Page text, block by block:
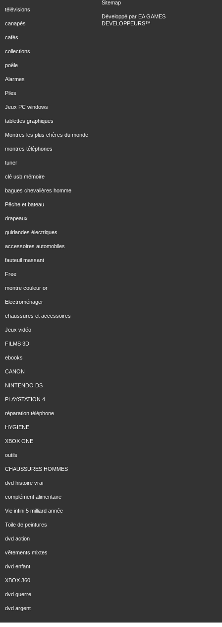
télévisions
canapés
cafés
collections
poêle
Alarmes
Piles
Jeux PC windows
tablettes graphiques
Montres les plus chères du monde
montres téléphones
tuner
clé usb mémoire
bagues chevalières homme
Pêche et bateau
drapeaux
guirlandes électriques
accessoires automobiles
fauteuil massant
Free
montre couleur or
Electroménager
chaussures et accessoires
Jeux vidéo
FILMS 3D
ebooks
CANON
NINTENDO DS
PLAYSTATION 4
réparation téléphone
HYGIENE
XBOX ONE
outils
CHAUSSURES HOMMES
dvd histoire vrai
complément alimentaire
Vie infini 5 milliard année
Toile de peintures
dvd action
vêtements mixtes
dvd enfant
XBOX 360
dvd guerre
dvd argent
Sitemap
Développé par EA GAMES
DEVELOPPEURS™